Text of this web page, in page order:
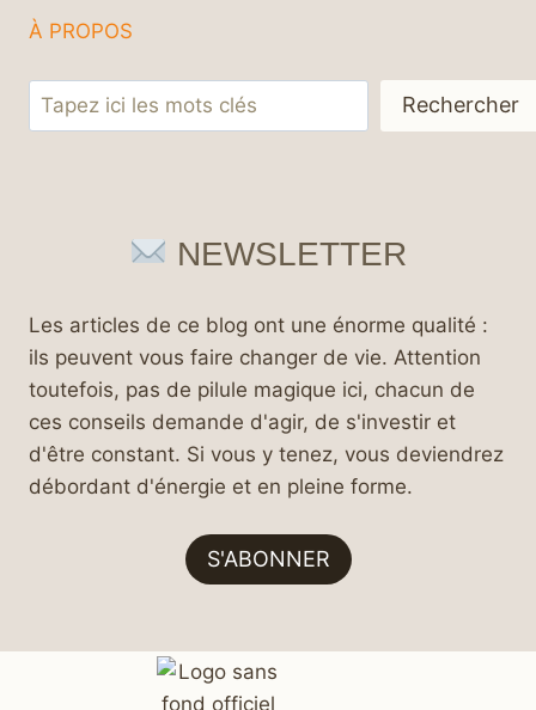
À PROPOS
Rechercher Rechercher
NEWSLETTER
Les articles de ce blog ont une énorme qualité :
ils peuvent vous faire changer de vie. Attention
toutefois, pas de pilule magique ici, chacun de
ces conseils demande d'agir, de s'investir et
d'être constant. Si vous y tenez, vous deviendrez
débordant d'énergie et en pleine forme.
S'ABONNER